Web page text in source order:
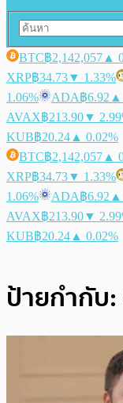
BTC฿2,142,057 ▲
XRP฿34.73▼ 1.33%
1.06%
ADA฿6.92 ▲
AVAX฿213.90▼
KUB฿20.24 ▲ 0.02%
BTC฿2,142,057 ▲
XRP฿34.73▼ 1.33%
1.06%
ADA฿6.92 ▲
AVAX฿213.90▼
KUB฿20.24 ▲ 0.02%
ป้ายกำกับ: